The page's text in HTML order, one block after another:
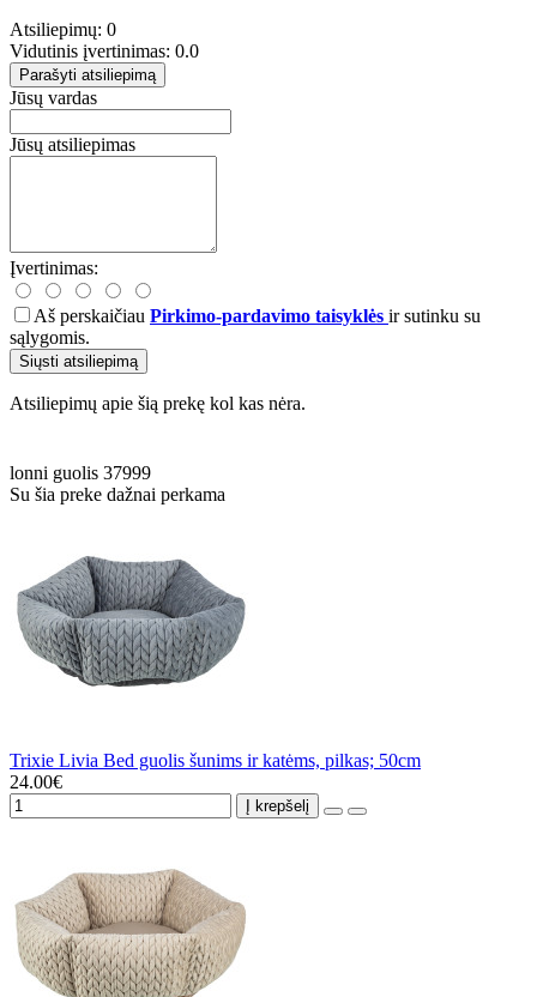
Atsiliepimų: 0
Vidutinis įvertinimas: 0.0
Parašyti atsiliepimą
Jūsų vardas
Jūsų atsiliepimas
Įvertinimas:
Aš perskaičiau Pirkimo-pardavimo taisyklės ir sutinku su
sąlygomis.
Siųsti atsiliepimą
Atsiliepimų apie šią prekę kol kas nėra.
lonni guolis 37999
Su šia preke dažnai perkama
Trixie Livia Bed guolis šunims ir katėms, pilkas; 50cm
24.00€
Į krepšelį